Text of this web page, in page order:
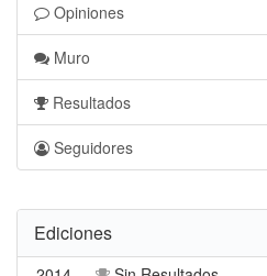
Opiniones
Muro
Resultados
Seguidores
Ediciones